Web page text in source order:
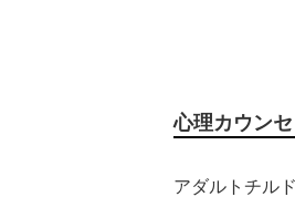
心理カウン
アダルトチル